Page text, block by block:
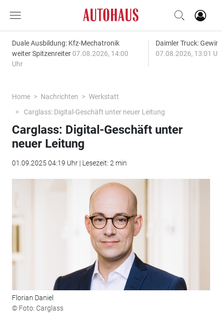
Duale Ausbildung: Kfz-Mechatronik
weiter Spitzenreiter 07.08.2026, 14:00
Uhr
Daimler Truck:
07.08.2026, 13:01
Home Nachrichten
Werkstatt
Carglass: Digital-Geschäft unter neuer Leitung
Carglass: Digital-Geschäft unter
neuer Leitung
01.09.2025 04:19 Uhr | Lesezeit: 2 min
Florian Daniel
© Foto: Carglass